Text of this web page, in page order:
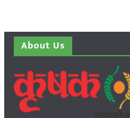
About Us